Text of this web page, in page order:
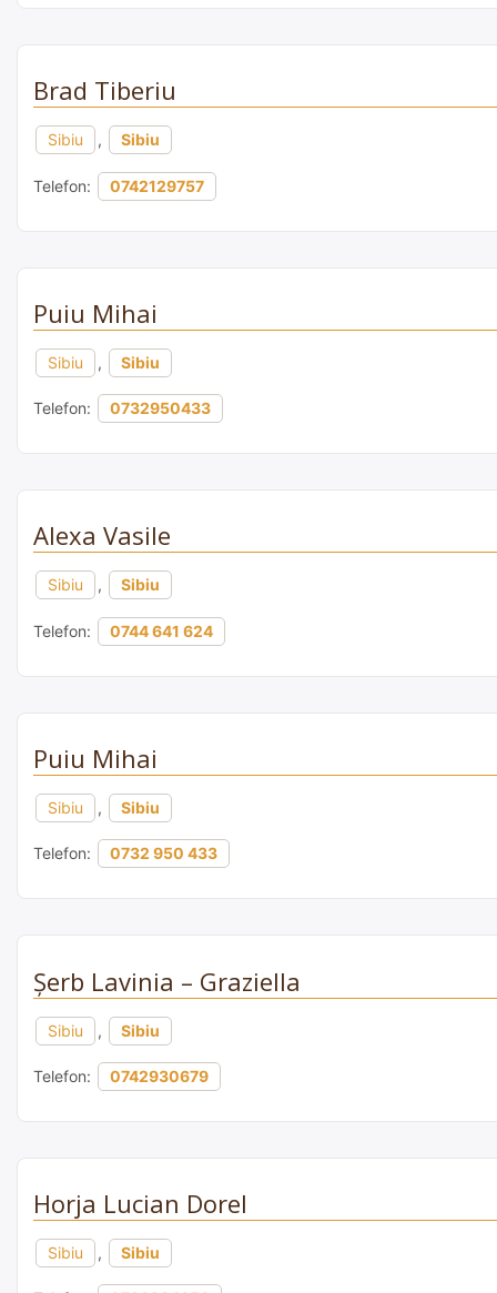
Brad Tiberiu
Sibiu , Sibiu
Telefon: 0742129757
Puiu Mihai
Sibiu , Sibiu
Telefon: 0732950433
Alexa Vasile
Sibiu , Sibiu
Telefon: 0744 641 624
Puiu Mihai
Sibiu , Sibiu
Telefon: 0732 950 433
Şerb Lavinia – Graziella
Sibiu , Sibiu
Telefon: 0742930679
Horja Lucian Dorel
Sibiu , Sibiu